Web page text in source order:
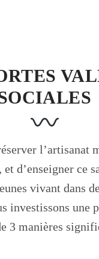
l’artisanat
et d’enseigner ce
vivant dans
investissons une
3 manières